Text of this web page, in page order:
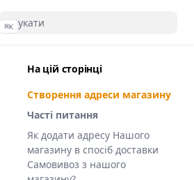
⌘K
На цій сторінці
Створення адреси магазину
Часті питання
Як додати адресу Нашого
магазину в спосіб доставки
Самовивоз з нашого